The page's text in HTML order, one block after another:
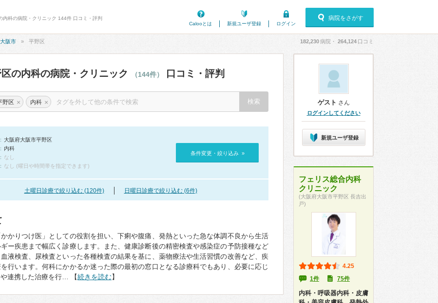
内科の病院・クリニック 144件 口コミ・評判
Calooとは
新規ユーザ登録 ログイン
病院をさがす
大阪市 平野区 182,230病院・ 264,124 口コミ
の内科の病院・クリニック （144件） 口コミ・評判
野区 × 内科 ×
大阪府大阪市平野区
内科
なし
なし (曜日や時間帯を指定できます)
条件変更・絞り込み »
土曜日診療で絞り込む (120件) 日曜日診療で絞り込む (6件)
かりつけ医」としての役割を担い、下痢や腹痛、発熱といった急な体調不良から生活
ー疾患まで幅広く診療します。また、健康診断後の精密検査や感染症の予防接種など
液検査、尿検査といった各種検査の結果を基に、薬物療法や生活習慣の改善など、疾
行います。何科にかかるか迷った際の最初の窓口となる診療科でもあり、必要に応じ
連携した治療を行… 【続きを読む】
ゲスト さん
ログインしてください
新規ユーザ登録
フェリス総合内科
クリニック
(大阪府大阪市平野区 長吉出
戸)
4.25
1件
75件
内科・呼吸器内科・皮膚